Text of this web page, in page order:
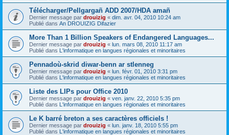
Télécharger/Pellgargañ ADD 2007/HDA amañ
Dernier message par drouizig « dim. avr. 04, 2010 10:24 am
Publié dans An DROUIZIG Difazier
More Than 1 Billion Speakers of Endangered Languages...
Dernier message par drouizig « lun. mars 08, 2010 11:17 am
Publié dans L'informatique en langues régionales et minoritaires
Pennadoù-skrid diwar-benn ar stlenneg
Dernier message par drouizig « lun. févr. 01, 2010 3:31 pm
Publié dans L'informatique en langues régionales et minoritaires
Liste des LIPs pour Office 2010
Dernier message par drouizig « ven. janv. 22, 2010 5:35 pm
Publié dans L'informatique en langues régionales et minoritaires
Le K barré breton a ses caractères officiels !
Dernier message par drouizig « lun. janv. 18, 2010 5:55 pm
Publié dans L'informatique en langues régionales et minoritaires